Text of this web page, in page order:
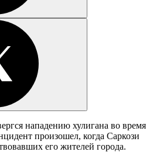
нападению хулигана во время
произошел, когда Саркози
его жителей города.